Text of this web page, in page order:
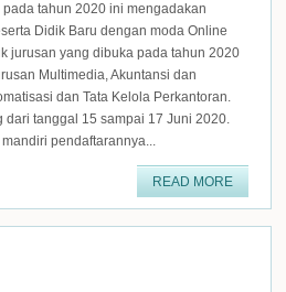
tahun 2020 ini mengadakan
Didik Baru dengan moda Online
jurusan yang dibuka pada tahun 2020
Multimedia, Akuntansi dan
dan Tata Kelola Perkantoran.
dari tanggal 15 sampai 17 Juni 2020.
pendaftarannya...
READ MORE